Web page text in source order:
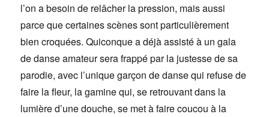
l’on a besoin de relâcher la pression, mais aussi
parce que certaines scènes sont particulièrement
bien croquées. Quiconque a déjà assisté à un gala
de danse amateur sera frappé par la justesse de sa
parodie, avec l’unique garçon de danse qui refuse de
faire la fleur, la gamine qui, se retrouvant dans la
lumière d’une douche, se met à faire coucou à la